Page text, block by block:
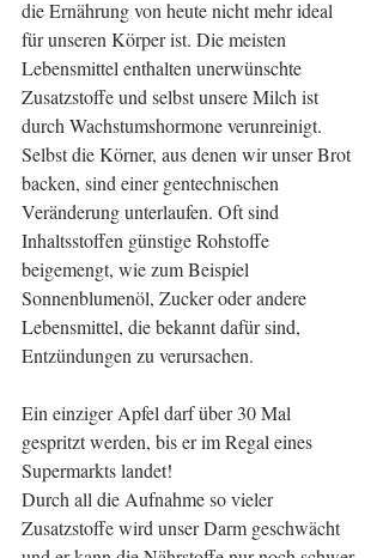
die Ernährung von heute nicht mehr ideal
für unseren Körper ist. Die meisten
Lebensmittel enthalten unerwünschte
Zusatzstoffe und selbst unsere Milch ist
durch Wachstumshormone verunreinigt.
Selbst die Körner, aus denen wir unser Brot
backen, sind einer gentechnischen
Veränderung unterlaufen. Oft sind
Inhaltsstoffen günstige Rohstoffe
beigemengt, wie zum Beispiel
Sonnenblumenöl, Zucker oder andere
Lebensmittel, die bekannt dafür sind,
Entzündungen zu verursachen.
Ein einziger Apfel darf über 30 Mal
gespritzt werden, bis er im Regal eines
Supermarkts landet!
Durch all die Aufnahme so vieler
Zusatzstoffe wird unser Darm geschwächt